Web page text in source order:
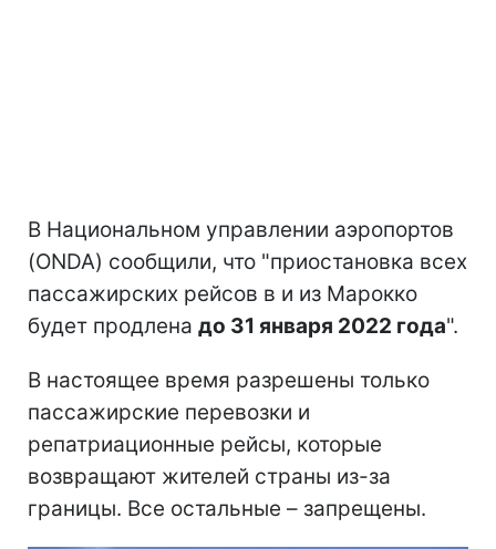
В Национальном управлении аэропортов
(ONDA) сообщили, что "приостановка всех
пассажирских рейсов в и из Марокко
будет продлена до 31 января 2022 года".
В настоящее время разрешены только
пассажирские перевозки и
репатриационные рейсы, которые
возвращают жителей страны из-за
границы. Все остальные – запрещены.